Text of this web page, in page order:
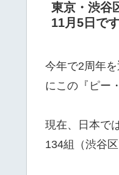
東京・渋谷
11月5日です
今年で2周年
にこの『ピー
現在、日本で
134組（渋谷